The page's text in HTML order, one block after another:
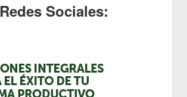
Redes Sociales: